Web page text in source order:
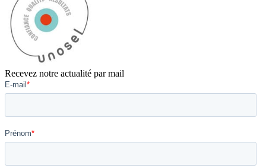
Recevez notre actualité par mail